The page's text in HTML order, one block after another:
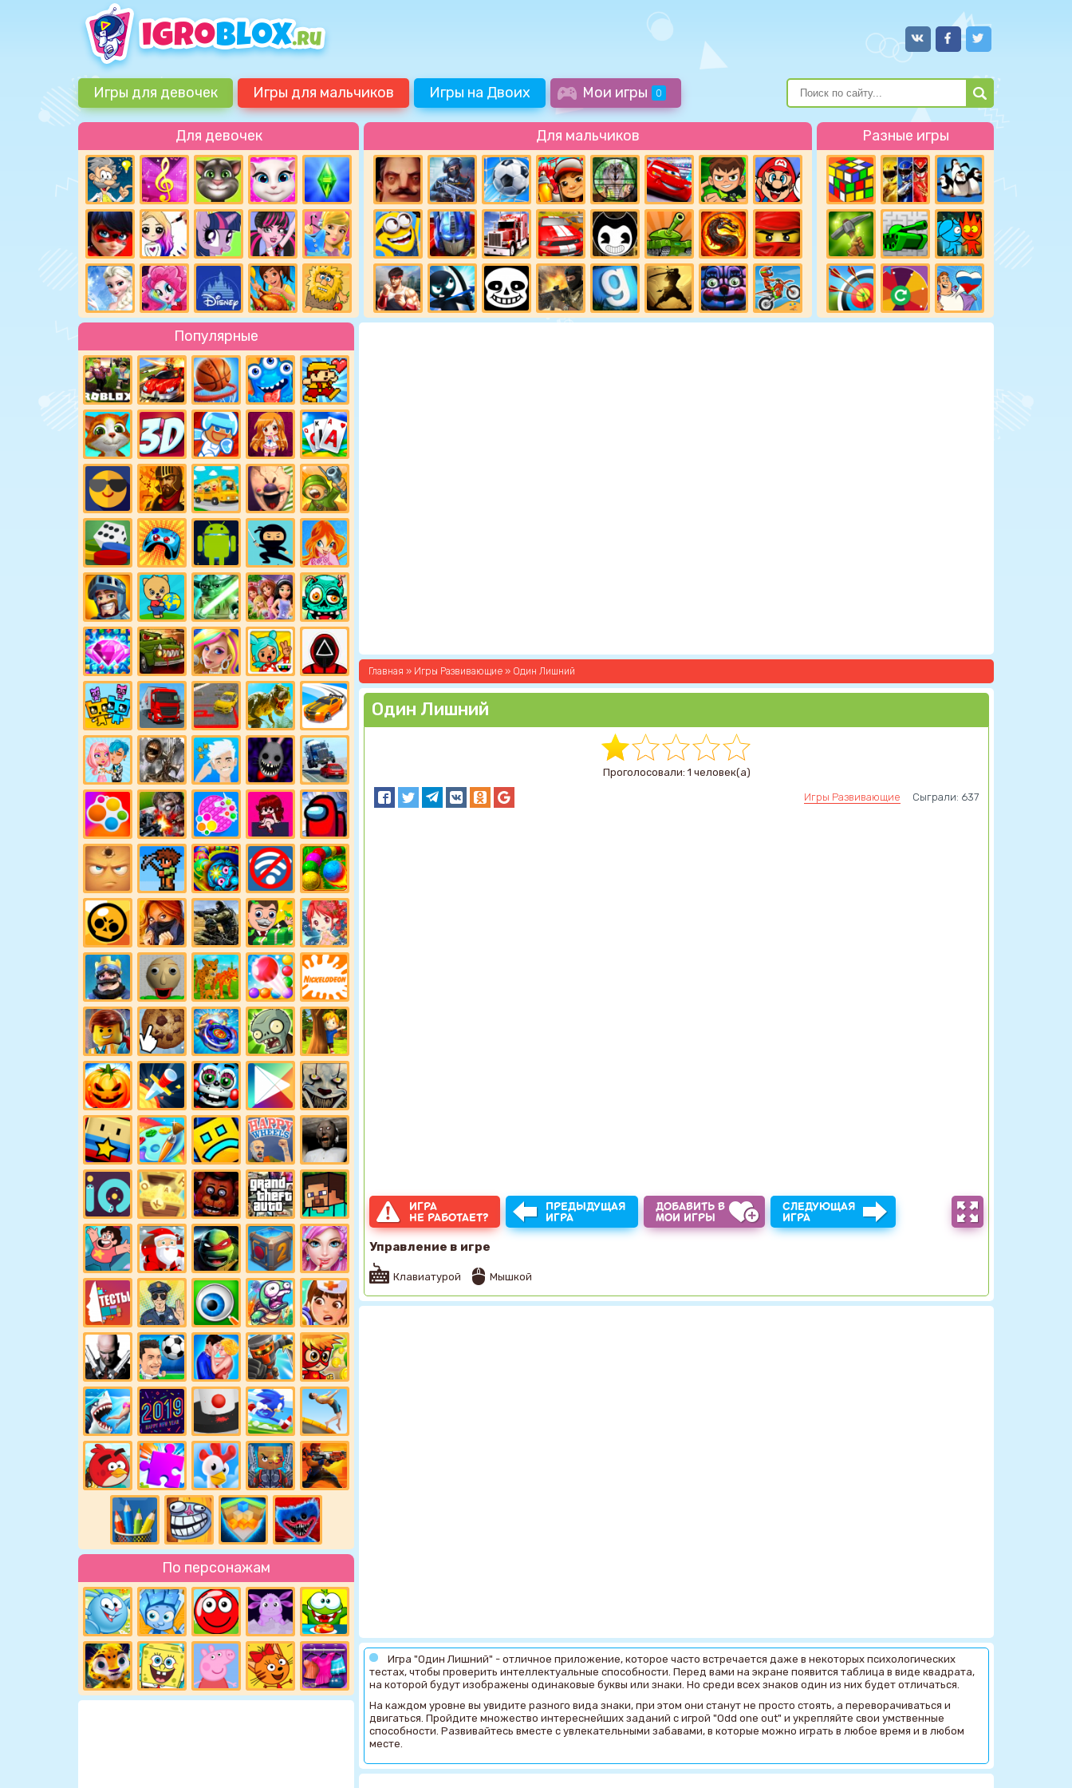
Игры для девочек Игры для мальчиков Игры на Двоих Мои игры 0
Для девочек Для мальчиков Разные игры
Популярные
По персонажам
Главная » Игры Развивающие » Один Лишний
Один Лишний
Проголосовали: 1 человек(а)
Игры Развивающие Сыграли: 637
ИГРА
НЕ РАБОТАЕТ?
ПРЕДЫДУЩАЯ
ИГРА
ДОБАВИТЬ В
МОИ ИГРЫ
СЛЕДУЮЩАЯ
ИГРА
Управление в игре
Клавиатурой Мышкой
Игра "Один Лишний" - отличное приложение, которое часто встречается даже в некоторых психологических
тестах, чтобы проверить интеллектуальные способности. Перед вами на экране появится таблица в виде квадрата,
на которой будут изображены одинаковые буквы или знаки. Но среди всех знаков один из них будет отличаться.
На каждом уровне вы увидите разного вида знаки, при этом они станут не просто стоять, а переворачиваться и
двигаться. Пройдите множество интереснейших заданий с игрой "Odd one out" и укрепляйте свои умственные
способности. Развивайтесь вместе с увлекательными забавами, в которые можно играть в любое время и в любом
месте.